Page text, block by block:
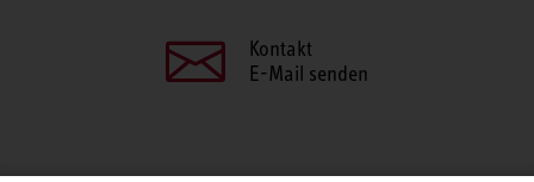
Kontakt
E-Mail senden